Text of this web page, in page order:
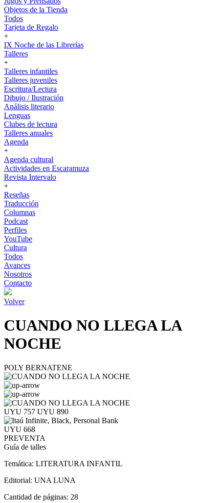
Objetos de la Tienda
Todos
Tarjeta de Regalo
+
IX Noche de las Librerías
Talleres
+
Talleres infantiles
Talleres juveniles
Escritura/Lectura
Dibujo / Ilustración
Análisis literario
Lenguas
Clubes de lectura
Talleres anuales
Agenda
+
Agenda cultural
Actividades en Escaramuza
Revista Intervalo
+
Reseñas
Traducción
Columnas
Podcast
Perfiles
YouTube
Cultura
Todos
Avances
Nosotros
Contacto
Volver
CUANDO NO LLEGA LA
NOCHE
POLY BERNATENE
UYU 757 UYU 890
UYU 668
PREVENTA
Guía de talles
Temática: LITERATURA INFANTIL
Editorial: UNA LUNA
Cantidad de páginas: 28